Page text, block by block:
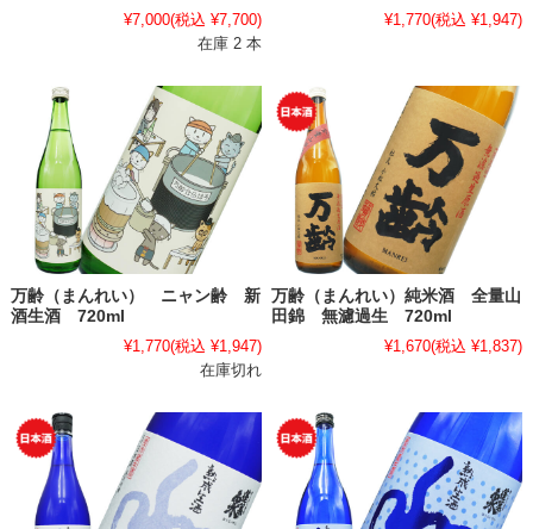
¥7,000(税込 ¥7,700)
在庫 2 本
¥1,770(税込 ¥1,947)
万齢（まんれい） ニャン齢 新
酒生酒 720ml
¥1,770(税込 ¥1,947)
在庫切れ
万齢（まんれい）純米酒 全量山
田錦 無濾過生 720ml
¥1,670(税込 ¥1,837)